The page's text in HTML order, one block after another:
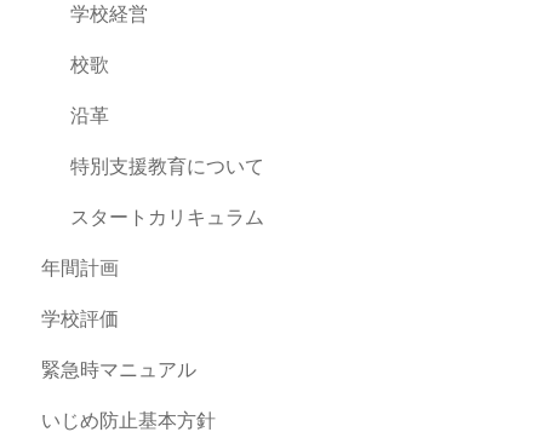
学校経営
校歌
沿革
特別支援教育について
スタートカリキュラム
年間計画
学校評価
緊急時マニュアル
いじめ防止基本方針